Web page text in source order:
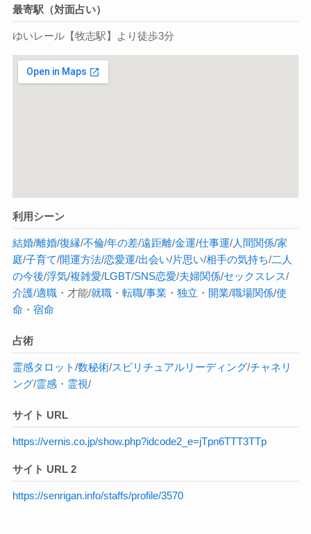
最寄駅（対面占い）
ゆいレール【牧志駅】より徒歩3分
利用シーン
結婚/離婚/復縁/不倫/年の差/遠距離/金運/仕事運/人間関係/家
庭/子育て/開運方法/恋愛運/出会い/片思い/相手の気持ち/二人
の今後/浮気/複雑愛/LGBT/SNS恋愛/夫婦関係/セックスレス/
介護/適職・才能/就職・ 転職/事業 ・ 独立 ・ 開業/職場関係/使
命 ・ 宿命
占術
霊感タロット/数秘術/スピリチュアルリーディング/チャネリ
ング/霊感・ 霊視/
サイト URL
https://vernis.co.jp/show.php?idcode2_e=jTpn6TTT3TTp
サイト URL 2
https://senrigan.info/staffs/profile/3570